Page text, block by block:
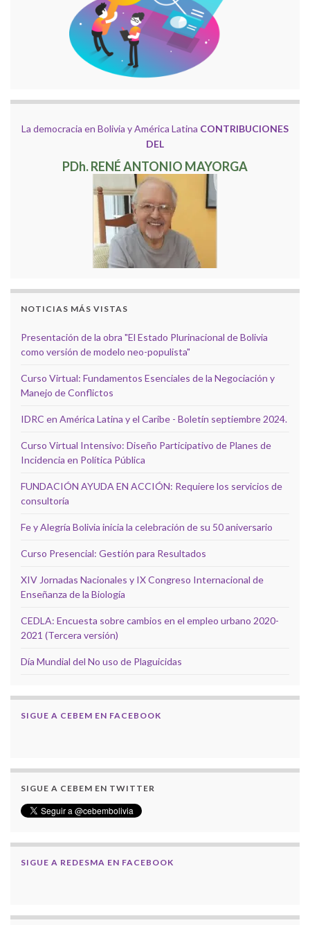
La democracia en Bolivia y América Latina CONTRIBUCIONES
DEL
PDh. RENÉ ANTONIO MAYORGA
NOTICIAS MÁS VISTAS
Presentación de la obra "El Estado Plurinacional de Bolivia
como versión de modelo neo-populista"
Curso Virtual: Fundamentos Esenciales de la Negociación y
Manejo de Conflictos
IDRC en América Latina y el Caribe - Boletín septiembre 2024.
Curso Virtual Intensivo: Diseño Participativo de Planes de
Incidencia en Política Pública
FUNDACIÓN AYUDA EN ACCIÓN: Requiere los servicios de
consultoría
Fe y Alegría Bolivia inicia la celebración de su 50 aniversario
Curso Presencial: Gestión para Resultados
XIV Jornadas Nacionales y IX Congreso Internacional de
Enseñanza de la Biología
CEDLA: Encuesta sobre cambios en el empleo urbano 2020-
2021 (Tercera versión)
Día Mundial del No uso de Plaguicidas
SIGUE A CEBEM EN FACEBOOK
SIGUE A CEBEM EN TWITTER
SIGUE A REDESMA EN FACEBOOK